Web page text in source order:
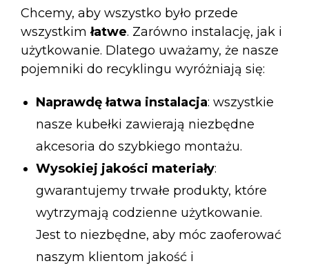
Chcemy, aby wszystko było przede
wszystkimłatwe. Zarówno instalację, jak i
użytkowanie. Dlatego uważamy, że nasze
pojemniki do recyklingu wyróżniają się:
Naprawdę łatwa instalacja: wszystkie
nasze kubełki zawierają niezbędne
akcesoria do szybkiego montażu.
Wysokiej jakości materiały:
gwarantujemy trwałe produkty, które
wytrzymają codzienne użytkowanie.
Jest to niezbędne, aby móc zaoferować
naszym klientom jakość i